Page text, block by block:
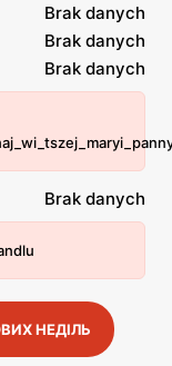
Brak danych
Brak danych
Brak danych
Brak danych
НЕДІЛЬ